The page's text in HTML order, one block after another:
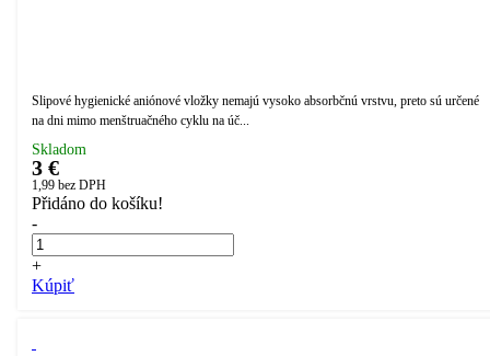
Slipové hygienické aniónové vložky nemajú vysoko absorbčnú vrstvu, preto sú určené
na dni mimo menštruačného cyklu na úč...
Skladom
3 €
1,99 bez DPH
Přidáno do košíku!
-
+
Kúpiť